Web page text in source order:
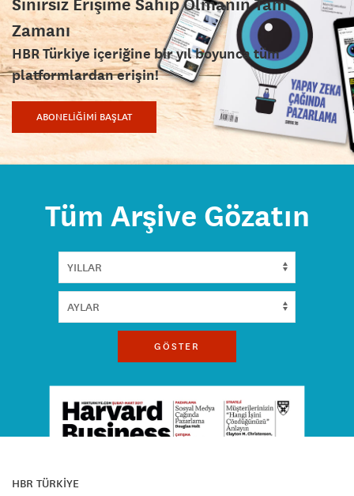
Zamanı
HBR Türkiye içeriğine bir yıl boyunca tüm
platformlardan erişin!
ABONELİĞİMİ BAŞLAT
Tüm Arşive Gözatın
GÖSTER
HBR TÜRKİYE